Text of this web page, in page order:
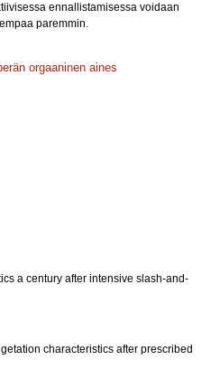
ennallistamisessa voidaan
paremmin.
orgaaninen aines
a century after intensive slash-and-
characteristics after prescribed